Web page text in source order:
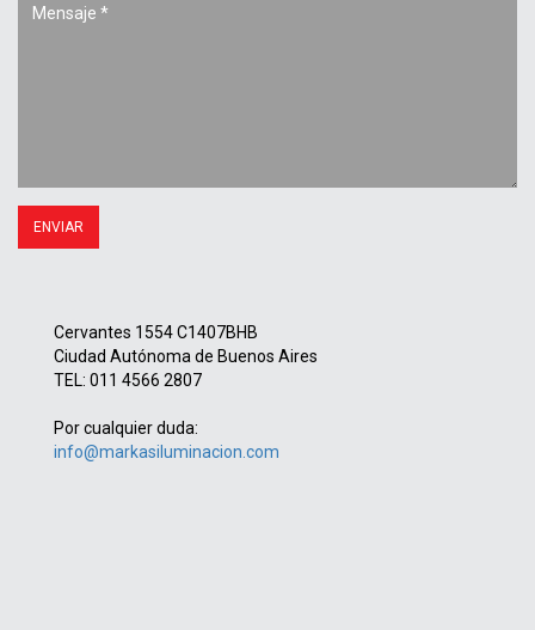
Cervantes 1554 C1407BHB
Ciudad Autónoma de Buenos Aires
TEL: 011 4566 2807
Por cualquier duda:
info@markasiluminacion.com